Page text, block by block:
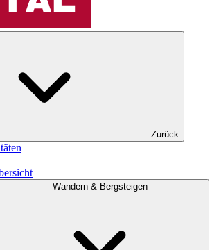
Zurück
Wandern & Bergsteigen